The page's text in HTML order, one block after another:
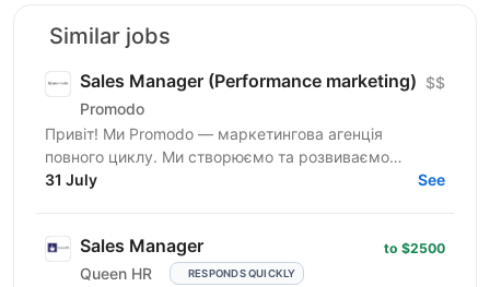
Similar jobs
Sales Manager (Performance marketing)
Promodo
$$
Привіт! Ми Promodo — маркетингова агенція
повного циклу. Ми створюємо та розвиваємо
лідерів ринку. Робимо це системно — за допомогою
31 July See
Sales Manager
Queen HR RESPONDS QUICKLY
to $2500